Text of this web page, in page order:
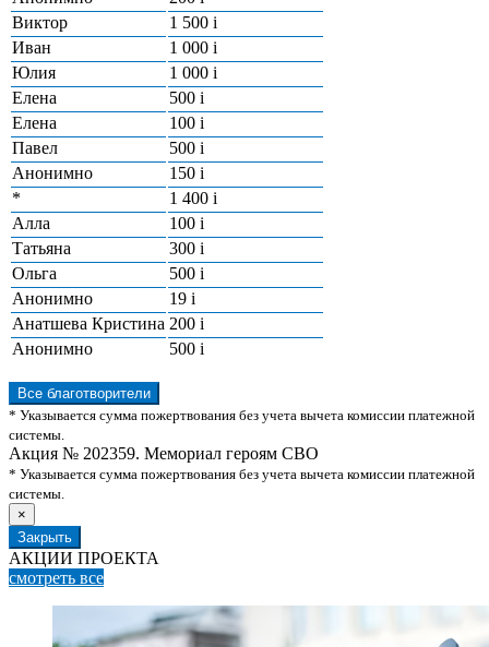
Виктор
1 500 i
Иван
1 000 i
Юлия
1 000 i
Елена
500 i
Елена
100 i
Павел
500 i
Анонимно
150 i
*
1 400 i
Алла
100 i
Татьяна
300 i
Ольга
500 i
Анонимно
19 i
Анатшева Кристина 200 i
Анонимно
500 i
Все благотворители
* Указывается сумма пожертвования без учета вычета комиссии платежной
системы.
Акция № 202359. Мемориал героям СВО
* Указывается сумма пожертвования без учета вычета комиссии платежной
системы.
×
Закрыть
АКЦИИ ПРОЕКТА
смотреть все